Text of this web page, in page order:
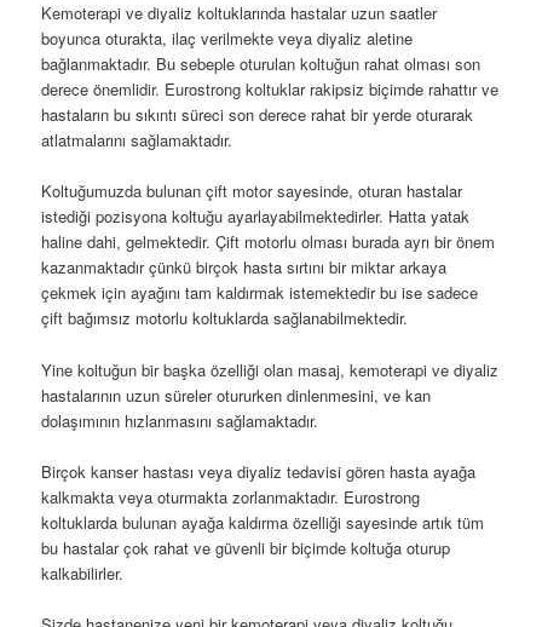
Kemoterapi ve diyaliz koltuklarında hastalar uzun saatler
boyunca oturakta, ilaç verilmekte veya diyaliz aletine
bağlanmaktadır. Bu sebeple oturulan koltuğun rahat olması son
derece önemlidir. Eurostrong koltuklar rakipsiz biçimde rahattır ve
hastaların bu sıkıntı süreci son derece rahat bir yerde oturarak
atlatmalarını sağlamaktadır.
Koltuğumuzda bulunan çift motor sayesinde, oturan hastalar
istediği pozisyona koltuğu ayarlayabilmektedirler. Hatta yatak
haline dahi, gelmektedir. Çift motorlu olması burada ayrı bir önem
kazanmaktadır çünkü birçok hasta sırtını bir miktar arkaya
çekmek için ayağını tam kaldırmak istemektedir bu ise sadece
çift bağımsız motorlu koltuklarda sağlanabilmektedir.
Yine koltuğun bir başka özelliği olan masaj, kemoterapi ve diyaliz
hastalarının uzun süreler otururken dinlenmesini, ve kan
dolaşımının hızlanmasını sağlamaktadır.
Birçok kanser hastası veya diyaliz tedavisi gören hasta ayağa
kalkmakta veya oturmakta zorlanmaktadır. Eurostrong
koltuklarda bulunan ayağa kaldırma özelliği sayesinde artık tüm
bu hastalar çok rahat ve güvenli bir biçimde koltuğa oturup
kalkabilirler.